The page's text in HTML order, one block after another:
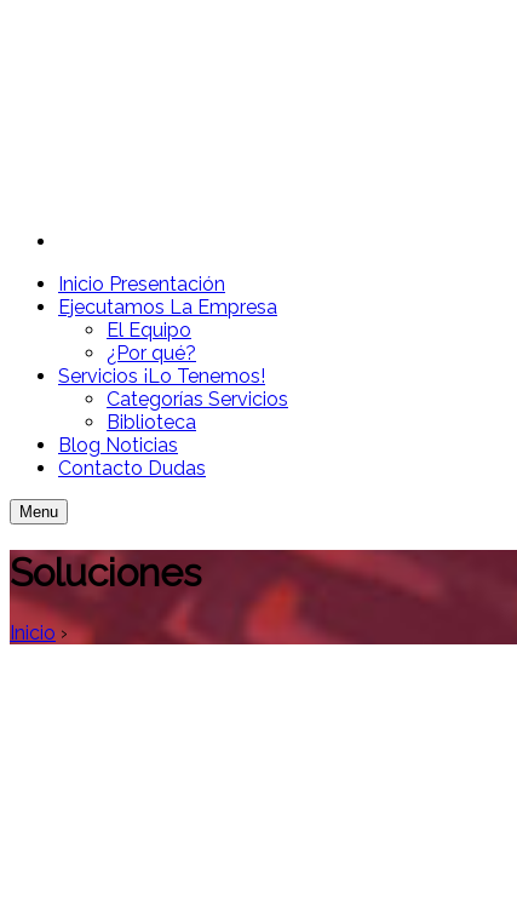
Inicio Presentación
Ejecutamos La Empresa
El Equipo
¿Por qué?
Servicios ¡Lo Tenemos!
Categorías Servicios
Biblioteca
Blog Noticias
Contacto Dudas
Menu
Soluciones
Inicio ›